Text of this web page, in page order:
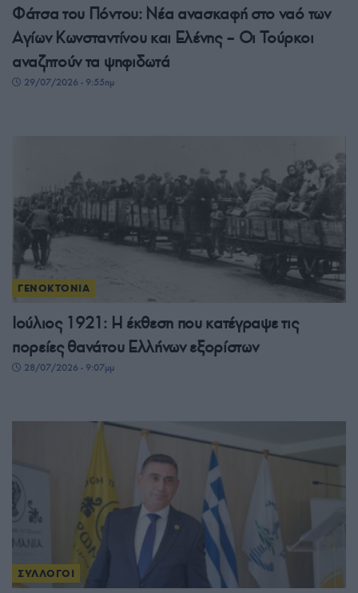
Φάτσα του Πόντου: Νέα ανασκαφή στο ναό των
Αγίων Κωνσταντίνου και Ελένης – Οι Τούρκοι
αναζητούν τα ψηφιδωτά
29/07/2026 - 9:55πμ
ΓΕΝΟΚΤΟΝΙΑ
Ιούλιος 1921: Η έκθεση που κατέγραψε τις
πορείες θανάτου Ελλήνων εξορίστων
28/07/2026 - 9:07μμ
ΣΥΛΛΟΓΟΙ